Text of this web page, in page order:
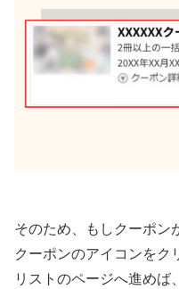
そのため、もしクーポン
クーポンのアイコンをク
リストのページへ進めば